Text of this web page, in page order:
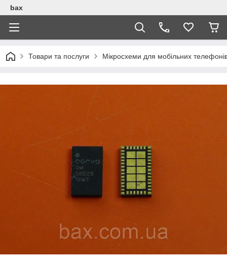
bax
Товари та послуги Мікросхеми для мобільних